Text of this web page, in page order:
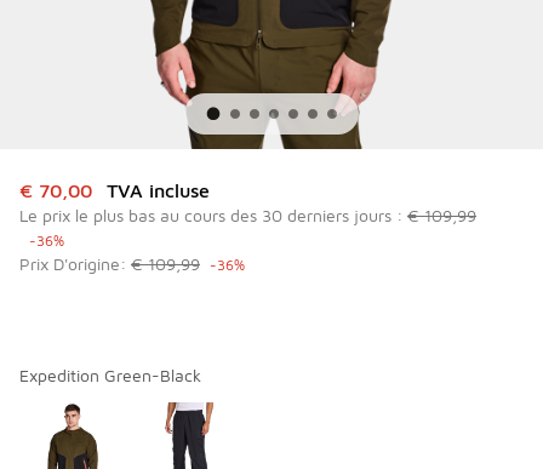
Cet article est en promotion. Prix en baisse de à € 70,00
€ 70,00 TVA incluse
Le prix le plus bas au cours des 30 derniers jours : € 109,99
-36%
Prix D'origine: € 109,99 -36%
Expedition Green-Black
Page 1 sur 1 affichant 1 à 2 des 2 couleurs.
Merci de sélectionner un style